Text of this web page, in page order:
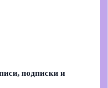
подписки и